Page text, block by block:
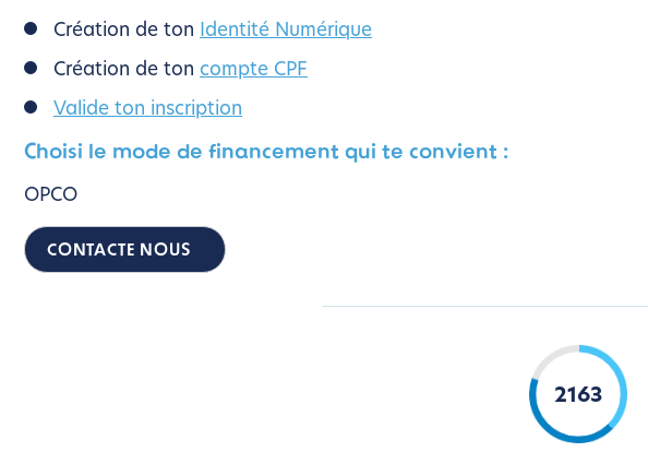
Création de ton Identité Numérique
Création de ton compte CPF
Valide ton inscription
Choisi le mode de financement qui te convient :
OPCO
CONTACTE NOUS
2163